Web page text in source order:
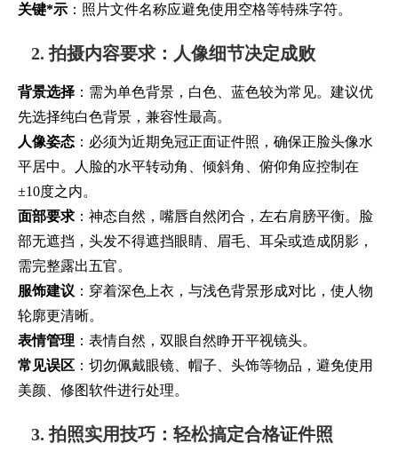
关键*示 ：照片文件名称应避免使用空格等特殊字符。
2. 拍摄内容要求：人像细节决定成败
背景选择 ：需为单色背景，白色、蓝色较为常见。建议优
先选择纯白色背景，兼容性最高。
人像姿态 ：必须为近期免冠正面证件照，确保正脸头像水
平居中。人脸的水平转动角、倾斜角、俯仰角应控制在
±10度之内。
面部要求 ：神态自然，嘴唇自然闭合，左右肩膀平衡。脸
部无遮挡，头发不得遮挡眼睛、眉毛、耳朵或造成阴影，
需完整露出五官。
服饰建议 ：穿着深色上衣，与浅色背景形成对比，使人物
轮廓更清晰。
表情管理 ：表情自然，双眼自然睁开平视镜头。
常见误区 ：切勿佩戴眼镜、帽子、头饰等物品，避免使用
美颜、修图软件进行处理。
3. 拍照实用技巧：轻松搞定合格证件照